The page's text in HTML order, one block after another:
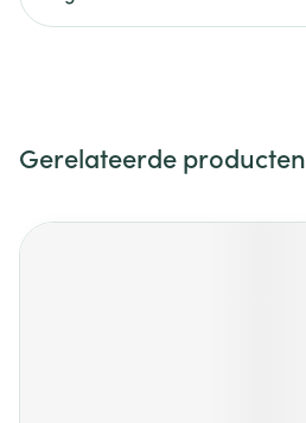
Gerelateerde producten